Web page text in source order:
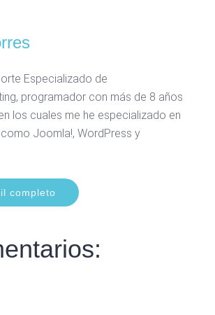
Especializado de
programador con más de 8 años
los cuales me he especializado en
Joomla!, WordPress y
completo